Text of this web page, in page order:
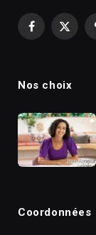
Facebook
X
Nos choix
Coordonnées